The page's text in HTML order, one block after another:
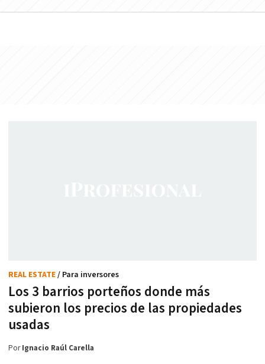
Los 3 barrios porteños donde más
subieron los precios de las propiedades
usadas
REAL ESTATE/ Para inversores
PorIgnacio Raúl Carella